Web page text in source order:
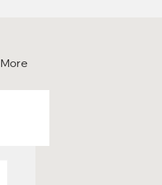
More